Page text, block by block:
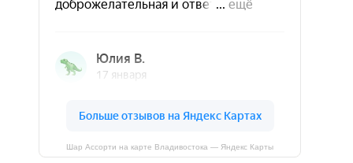
Шар Ассорти на карте Владивостока — Яндекс Карты